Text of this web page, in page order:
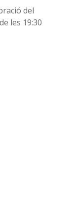
del
les 19:30